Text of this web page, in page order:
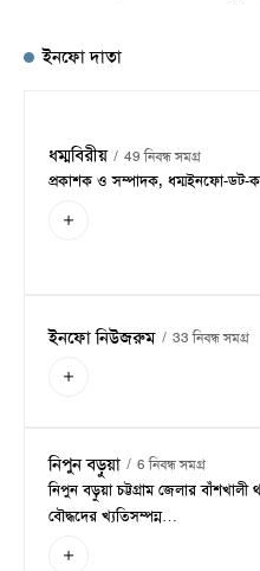
ইনফো দাতা
ধম্মবিরীয় 49 নিবন্ধ সমগ্র
প্রকাশক ও সম্পাদক, ধম্মইনফো-ডট-
ইনফো নিউজরুম 33 নিবন্ধ সমগ্র
নিপুন বড়ুয়া 6 নিবন্ধ সমগ্র
নিপুন বড়ুয়া চট্টগ্রাম জেলার বাঁশখালী
বৌদ্ধদের খ্যতিসম্পন্ন…